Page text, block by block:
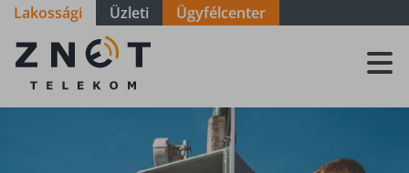
Lakossági Üzleti Ügyfélcenter
ZNET
Telekom, a
távközlési